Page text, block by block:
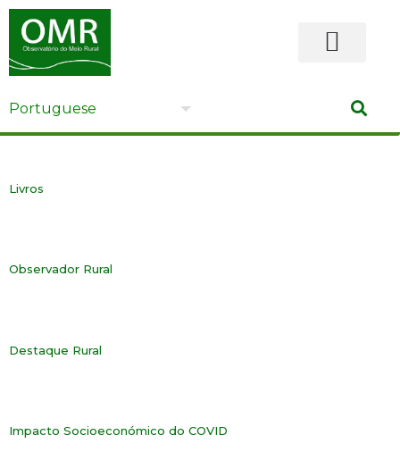
Livros
Observador Rural
Destaque Rural
Impacto Socioeconómico do COVID